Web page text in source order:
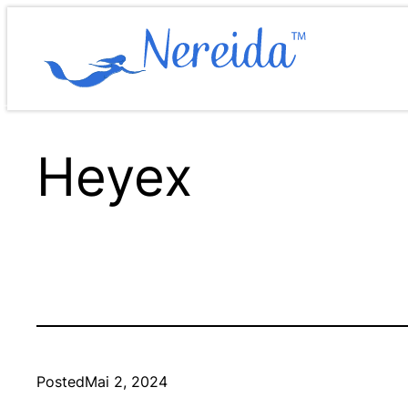
springen
Heyex
PostedMai 2, 2024